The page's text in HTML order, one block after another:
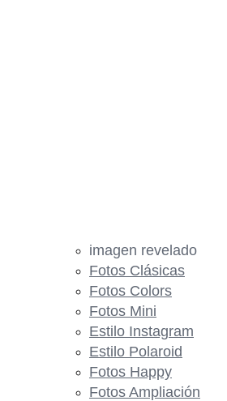
imagen revelado
Fotos Clásicas
Fotos Colors
Fotos Mini
Estilo Instagram
Estilo Polaroid
Fotos Happy
Fotos Ampliación